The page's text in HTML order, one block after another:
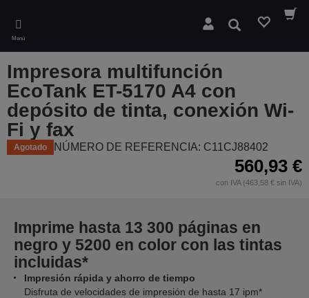
main
content
Menú
Buscar
Impresora multifunción
EcoTank ET-5170 A4 con
depósito de tinta, conexión Wi-
Fi y fax
Agotado NÚMERO DE REFERENCIA: C11CJ88402
560,93 €
con IVA (463,58 € sin IVA)
Imprime hasta 13 300 páginas en
negro y 5200 en color con las tintas
incluidas*
Impresión rápida y ahorro de tiempo
Disfruta de velocidades de impresión de hasta 17 ipm*